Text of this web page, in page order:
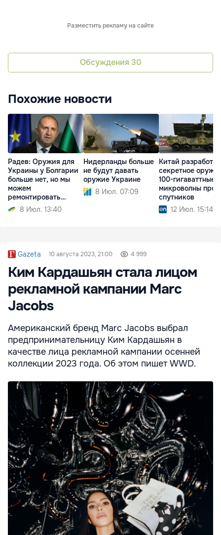
Разместить рекламу на сайте
Обсуждения 30
Похожие новости
Радев: Оружия для
Украины у Болгарии
больше нет, но мы
можем
ремонтировать
технику
8 Июл. 13:40
Нидерланды больше
не будут давать
оружие Украине
8 Июл. 07:09
Китай разработал
секретное
100-гигаваттные
микроволны
спутников
12 Июл. 15:14
Gazeta 10 августа 2023, 21:00 4 999
Ким Кардашьян стала лицом
рекламной кампании Marc
Jacobs
Американский бренд Marc Jacobs выбрал
предпринимательницу Ким Кардашьян в
качестве лица рекламной кампании осенней
коллекции 2023 года. Об этом пишет WWD.